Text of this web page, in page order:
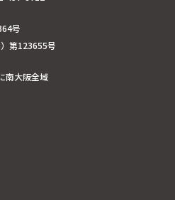
号
第123655号
南大阪全域